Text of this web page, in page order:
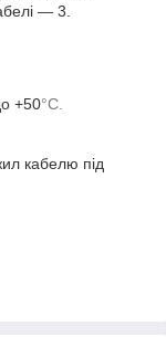
— 3.
+50°С.
кабелю під